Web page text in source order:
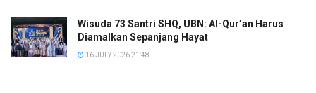
Wisuda 73 Santri SHQ, UBN: Al-Qur’an Harus
Diamalkan Sepanjang Hayat
16 JULY 2026 21:48